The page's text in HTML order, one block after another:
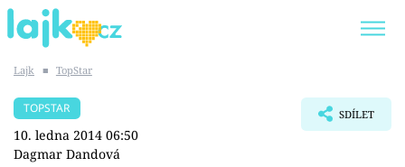
SHOPAHOLICADEL
Lajk ■ TopStar
TOPSTAR
10. ledna 2014 06:50
Dagmar Dandová
SDÍLET